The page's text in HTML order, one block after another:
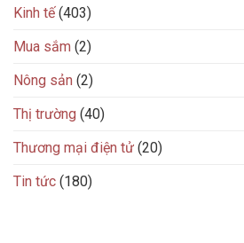
Kinh tế(403)
Mua sắm (2)
Nông sản (2)
Thị trường (40)
Thương mại điện tử (20)
Tin tức (180)